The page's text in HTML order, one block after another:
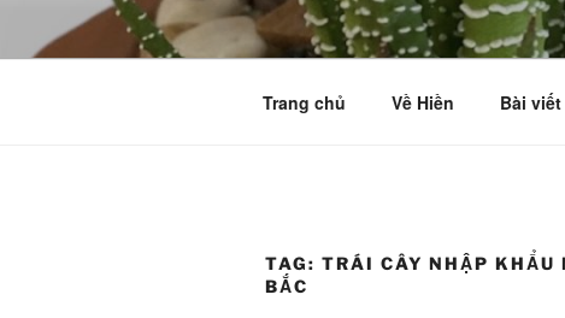
Trang chủ Về Hiền Bài viết
TAG: TRÁI CÂY NHẬP KHẨU
BẮC